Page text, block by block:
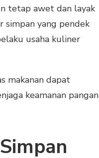
tetap awet dan layak
simpan yang pendek
usaha kuliner
makanan dapat
keamanan pangan